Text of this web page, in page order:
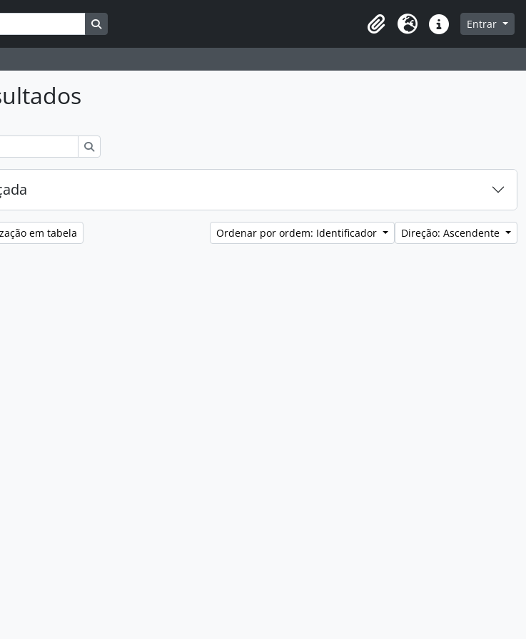
Área de transferência
Idioma Ligações rápidas
Entrar
em tabela Ordenar por ordem: Identificador Direção: Ascendente